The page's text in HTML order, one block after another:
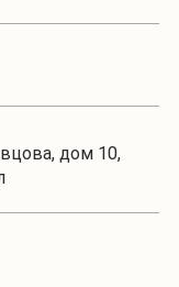
дом 10,